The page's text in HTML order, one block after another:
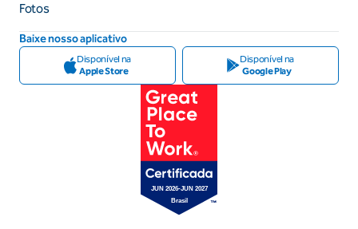
Fotos
Baixe nosso aplicativo
Disponível na
Apple Store
Disponível na
Google Play